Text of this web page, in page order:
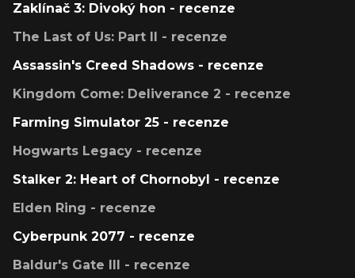
Zaklínač 3: Divoký hon - recenze
The Last of Us: Part II - recenze
Assassin's Creed Shadows - recenze
Kingdom Come: Deliverance 2 - recenze
Farming Simulator 25 - recenze
Hogwarts Legacy - recenze
Stalker 2: Heart of Chornobyl - recenze
Elden Ring - recenze
Cyberpunk 2077 - recenze
Baldur's Gate III - recenze